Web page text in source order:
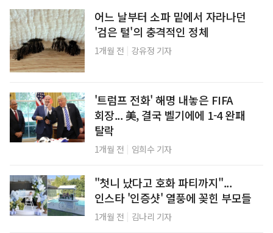
어느 날부터 소파 밑에서 자라나던
'검은 털'의 충격적인 정체
1개월 전 강유정 기자
'트럼프 전화' 해명 내놓은 FIFA
회장... 美, 결국 벨기에에 1-4 완패
탈락
1개월 전 임희수 기자
"첫니 났다고 호화 파티까지"...
인스타 '인증샷' 열풍에 꽂힌 부모들
1개월 전 김나리 기자